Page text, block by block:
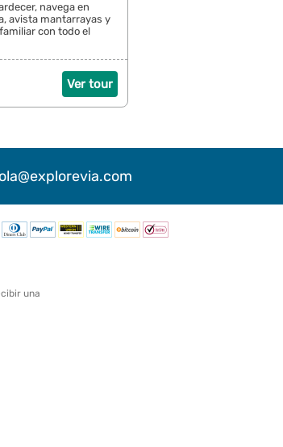
navega en
avista mantarrayas y
con todo el
Ver tour
una